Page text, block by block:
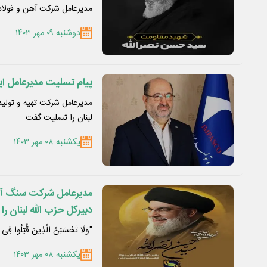
مدیرعامل شرکت آهن و
دوشنبه ۰۹ مهر ۱۴۰۳
پیام تسلیت مدیرعامل
مدیرعامل شرکت تهیه و
لبنان را تسلیت گفت.
یکشنبه ۰۸ مهر ۱۴۰۳
مدیرعامل شرکت سنگ
دبیرکل حزب الله
"وَلَا تَحْسَبَنَّ الَّذِینَ قُتِلُوا فِی
یکشنبه ۰۸ مهر ۱۴۰۳